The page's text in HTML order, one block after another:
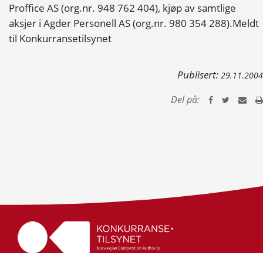
Proffice AS (org.nr. 948 762 404), kjøp av samtlige
aksjer i Agder Personell AS (org.nr. 980 354 288).Meldt
til Konkurransetilsynet
Publisert: 29.11.2004
Del på: